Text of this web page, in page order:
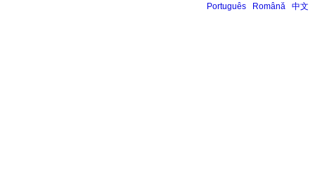
Português
Română 中文